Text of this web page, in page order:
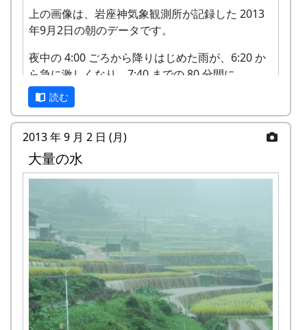
上の画像は、岩座神気象観測所が記録した 2013
年9月2日の朝のデータです。
夜中の 4:00 ごろから降りはじめた雨が、6:20 か
ら急に激しくなり、7:40 までの 80 分間に
140mm ものまとまった雨が降りました。1時間
当りに換算すると 108 mm です。降り始めから
の雨量は 165mm に達しています。
読む
2013 年 9 月 2 日 (月)
大量の水